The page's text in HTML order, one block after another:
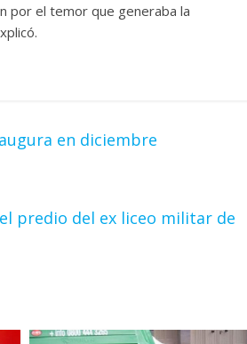
por el temor que generaba la
en diciembre
predio del ex liceo militar de